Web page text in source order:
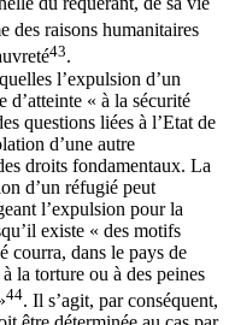
des raisons humanitaires
43.
l’expulsion d’un
d’atteinte « à la sécurité
questions liées à l’Etat de
d’une autre
droits fondamentaux. La
d’un réfugié peut
l’expulsion pour la
existe « des motifs
courra, dans le pays de
la torture ou à des peines
44. Il s’agit, par conséquent,